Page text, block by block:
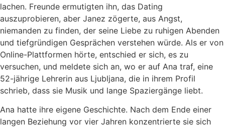
lachen. Freunde ermutigten ihn, das Dating
auszuprobieren, aber Janez zögerte, aus Angst,
niemanden zu finden, der seine Liebe zu ruhigen Abenden
und tiefgründigen Gesprächen verstehen würde. Als er von
Online-Plattformen hörte, entschied er sich, es zu
versuchen, und meldete sich an, wo er auf Ana traf, eine
52-jährige Lehrerin aus Ljubljana, die in ihrem Profil
schrieb, dass sie Musik und lange Spaziergänge liebt.
Ana hatte ihre eigene Geschichte. Nach dem Ende einer
langen Beziehung vor vier Jahren konzentrierte sie sich